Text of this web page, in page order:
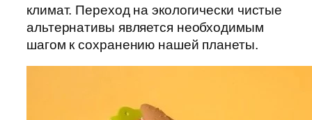
климат. Переход на экологически чистые
альтернативы является необходимым
шагом к сохранению нашей планеты.